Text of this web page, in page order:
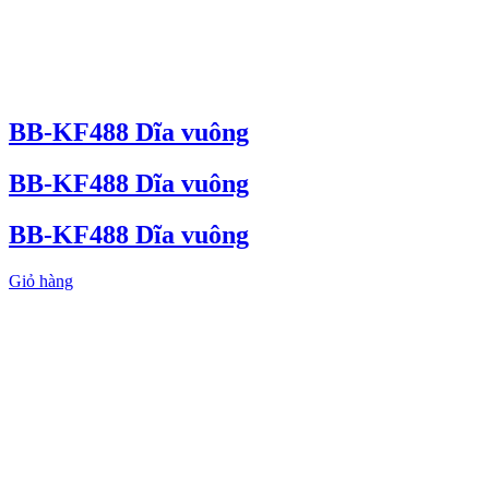
BB-KF488 Dĩa vuông
BB-KF488 Dĩa vuông
BB-KF488 Dĩa vuông
Giỏ hàng